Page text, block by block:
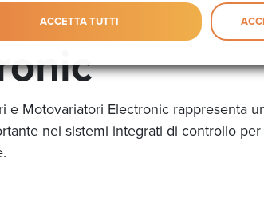
ACCETTA TUTTI
e Motovariatori Electronic rappresenta
nei sistemi integrati di controllo